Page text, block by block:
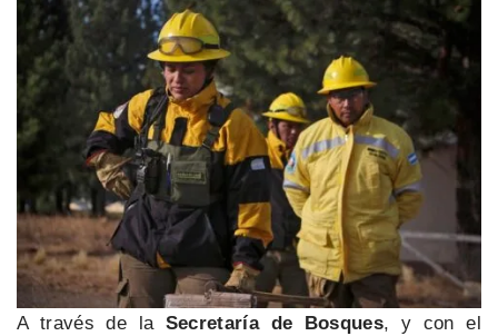
A través de la Secretaría de Bosques, y con el